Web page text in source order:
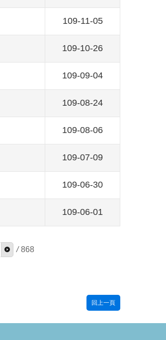
109-11-05
109-10-26
109-09-04
109-08-24
109-08-06
109-07-09
109-06-30
109-06-01
/ 868
回上一頁